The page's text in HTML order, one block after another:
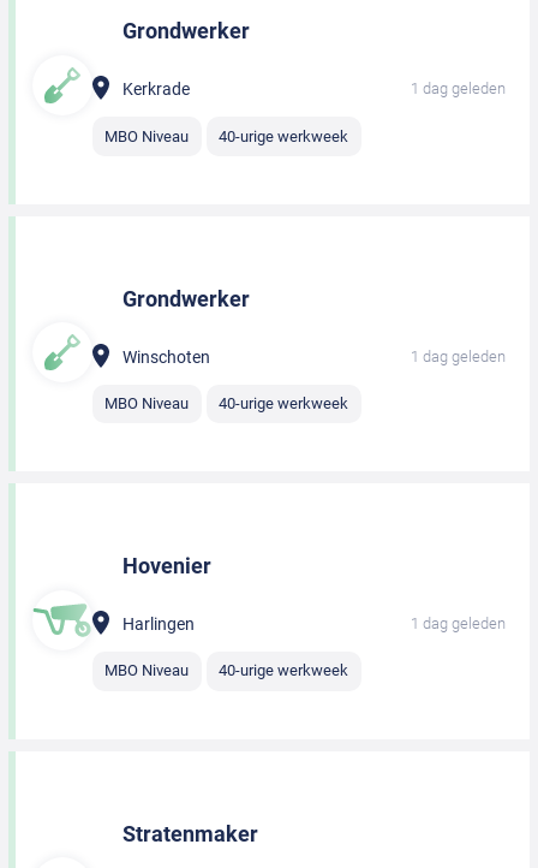
Grondwerker
Kerkrade 1 dag geleden
MBO Niveau 40-urige werkweek
Grondwerker
Winschoten 1 dag geleden
MBO Niveau 40-urige werkweek
Hovenier
Harlingen 1 dag geleden
MBO Niveau 40-urige werkweek
Stratenmaker